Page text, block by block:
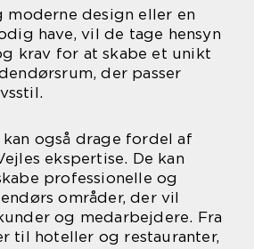
moderne design eller en
have, vil de tage hensyn
krav for at skabe et unikt
der passer
også drage fordel af
ekspertise. De kan
professionelle og
områder, der vil
og medarbejdere. Fra
til hoteller og restauranter,